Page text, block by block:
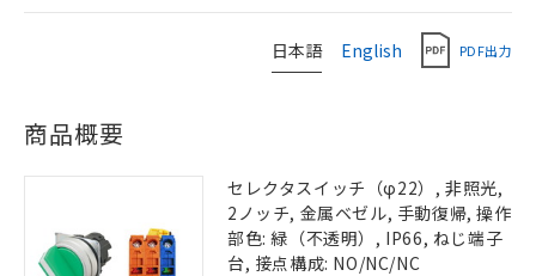
日本語 English PDF出力
商品概要
セレクタスイッチ（φ22）, 非照光,
2ノッチ, 金属ベゼル, 手動復帰, 操作
部色: 緑（不透明）, IP66, ねじ端子
台, 接点構成: NO/NC/NC